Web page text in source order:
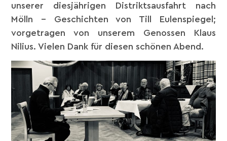
unserer diesjährigen Distriktsausfahrt nach
Mölln – Geschichten von Till Eulenspiegel;
vorgetragen von unserem Genossen Klaus
Nilius. Vielen Dank für diesen schönen Abend.